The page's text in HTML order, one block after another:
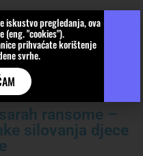
ransome –
silovanja djece
iskustvo pregledanja, ova
"cookies").
prihvaćate korištenje
svrhe.